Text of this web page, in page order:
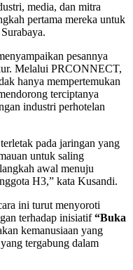
media, dan mitra
pertama mereka untuk
pesannya
Melalui PRCONNECT,
hanya mempertemukan
terciptanya
industri perhotelan
pada jaringan yang
untuk saling
awal menuju
H3,” kata Kusandi.
ini turut menyoroti
terhadap inisiatif“Buka
kemanusiaan yang
tergabung dalam